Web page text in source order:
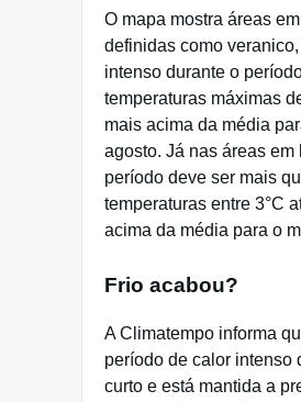
O mapa mostra áreas
definidas como
intenso durante o
temperaturas máximas
mais acima da média
agosto. Já nas áreas em
período deve ser mais
temperaturas entre 3°C
acima da média para o
Frio acabou?
A Climatempo informa
período de calor intenso
curto e está mantida a